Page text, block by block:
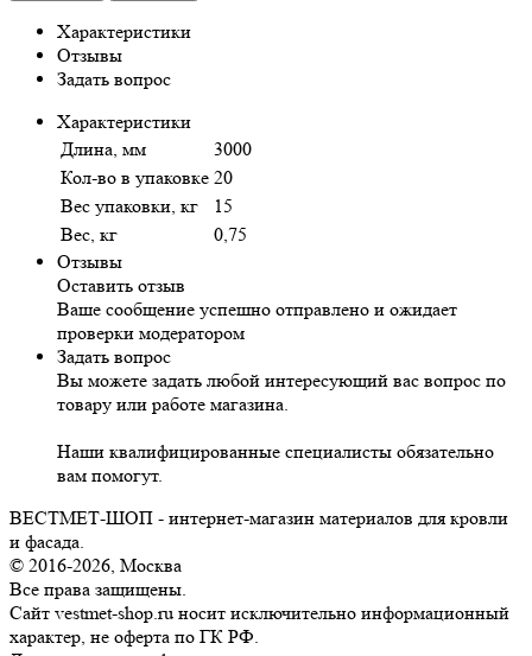
Характеристики
Отзывы
Задать вопрос
Характеристики
Длина, мм
3000
Кол-во в упаковке 20
Вес упаковки, кг
15
Вес, кг
0,75
Отзывы
Оставить отзыв
Ваше сообщение успешно отправлено и ожидает
проверки модератором
Задать вопрос
Вы можете задать любой интересующий вас вопрос по
товару или работе магазина.
Наши квалифицированные специалисты обязательно
вам помогут.
ВЕСТМЕТ-ШОП - интернет-магазин материалов для кровли
и фасада.
© 2016-2026, Москва
Все права защищены.
Сайт vestmet-shop.ru носит исключительно информационный
характер, не оферта по ГК РФ.